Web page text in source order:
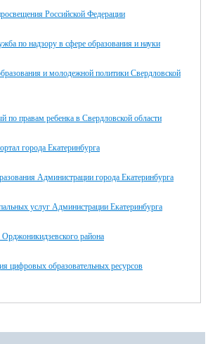
Российской Федерации
по надзору в сфере образования и науки
и молодежной политики Свердловской
по правам ребенка в Свердловской области
города Екатеринбурга
Администрации города Екатеринбурга
услуг Администрации Екатеринбурга
района
цифровых образовательных ресурсов